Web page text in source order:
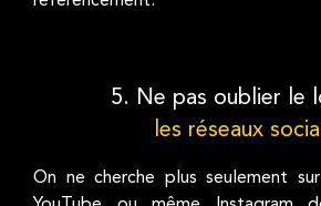
5. Ne pas oublier le
les réseaux
On ne cherche plus seulement